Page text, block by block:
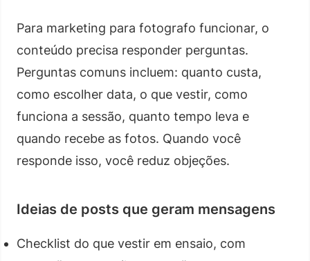
Para marketing para fotografo funcionar, o
conteúdo precisa responder perguntas.
Perguntas comuns incluem: quanto custa,
como escolher data, o que vestir, como
funciona a sessão, quanto tempo leva e
quando recebe as fotos. Quando você
responde isso, você reduz objeções.
Ideias de posts que geram mensagens
Checklist do que vestir em ensaio, com